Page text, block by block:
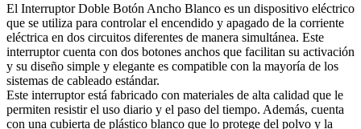
El Interruptor Doble Botón Ancho Blanco es un dispositivo eléctrico
que se utiliza para controlar el encendido y apagado de la corriente
eléctrica en dos circuitos diferentes de manera simultánea. Este
interruptor cuenta con dos botones anchos que facilitan su activación
y su diseño simple y elegante es compatible con la mayoría de los
sistemas de cableado estándar.
Este interruptor está fabricado con materiales de alta calidad que le
permiten resistir el uso diario y el paso del tiempo. Además, cuenta
con una cubierta de plástico blanco que lo protege del polvo y la